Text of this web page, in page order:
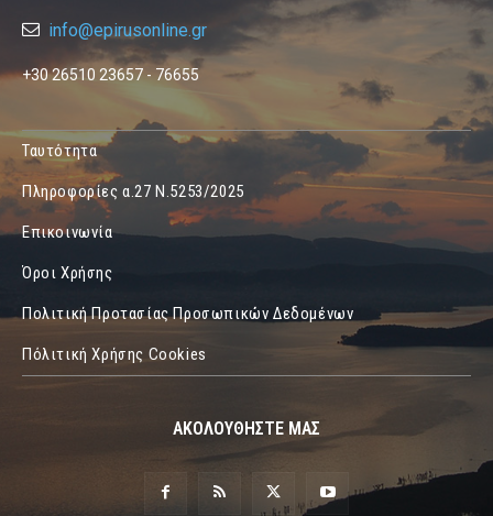
info@epirusonline.gr
+30 26510 23657 - 76655
Ταυτότητα
Πληροφορίες α.27 Ν.5253/2025
Επικοινωνία
Όροι Χρήσης
Πολιτική Προτασίας Προσωπικών Δεδομένων
Πόλιτική Χρήσης Cookies
ΑΚΟΛΟΥΘΗΣΤΕ ΜΑΣ